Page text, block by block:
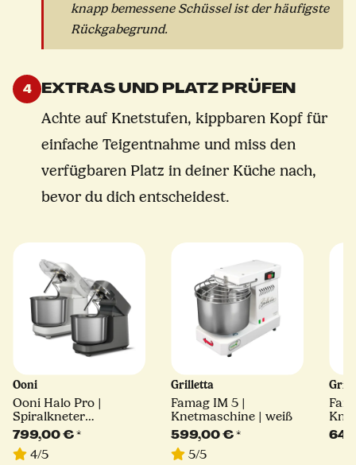
knapp bemessene Schüssel ist der häufigste
Rückgabegrund.
4 EXTRAS UND PLATZ PRÜFEN
Achte auf Knetstufen, kippbaren Kopf für
einfache Teigentnahme und miss den
verfügbaren Platz in deiner Küche nach,
bevor du dich entscheidest.
Ooni
Ooni Halo Pro |
Spiralkneter
Küchenmaschine | bis
zu 5kg | 220V | versch.
Farben
799,00 €*
4/5
Grilletta
Famag IM 5 |
Knetmaschine | weiß
599,00 €*
5/5